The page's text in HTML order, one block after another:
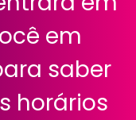
em
saber
horários